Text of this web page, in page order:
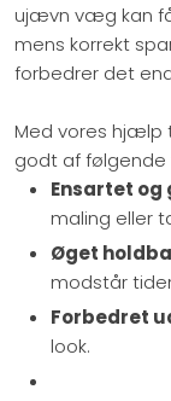
ujævn væg kan
mens korrekt
forbedrer det
Med vores hjælp
godt af følgende
Ensartet og
maling eller
Øget
modstår
Forbedret
look.